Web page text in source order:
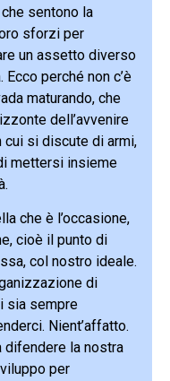
sentono la
sforzi per
un assetto diverso
perché non c’è
maturando, che
dell’avvenire
cui si discute di armi,
mettersi insieme
che è l’occasione,
cioè il punto di
col nostro ideale.
di
sia sempre
Nient’affatto.
difendere la nostra
per